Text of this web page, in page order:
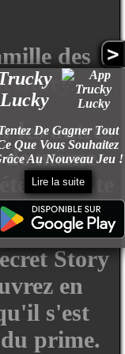
>
Lucky
De Gagner Tout
Que Vous Souhaitez
Au Nouveau Jeu !
Lire la suite
des
Story.
les autres
même
finaliste
Story
en
s'est
prime.